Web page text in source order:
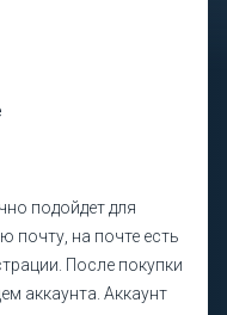
подойдет для
почту, на почте есть
После покупки
аккаунта. Аккаунт